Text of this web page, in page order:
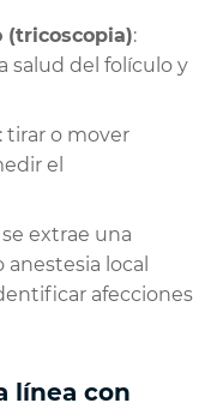
(tricoscopia):
salud del folículo y
: tirar o mover
el
se extrae una
local
afecciones
línea con